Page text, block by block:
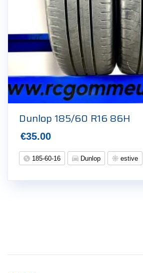
Dunlop 185/60 R16 86H
€35.00
185-60-16 Dunlop estive